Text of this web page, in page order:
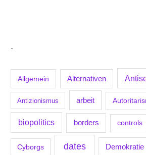
.
Allgemein Alternativen
Antizionismus arbeit
biopolitics borders controls
Cyborgs dates Demokratie